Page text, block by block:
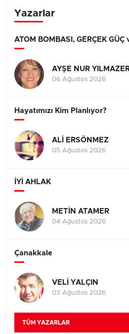
Yazarlar
ATOM BOMBASI, GERÇEK GÜÇ
AYŞE NUR
06 Ağustos 2026
Hayatımızı Kim Planlıyor?
ALİ ERSÖNMEZ
05 Ağustos 2026
İYİ AHLAK
METİN ATAMER
04 Ağustos 2026
Çanakkale
VELİ YALÇIN
03 Ağustos 2026
TÜM YAZARLAR